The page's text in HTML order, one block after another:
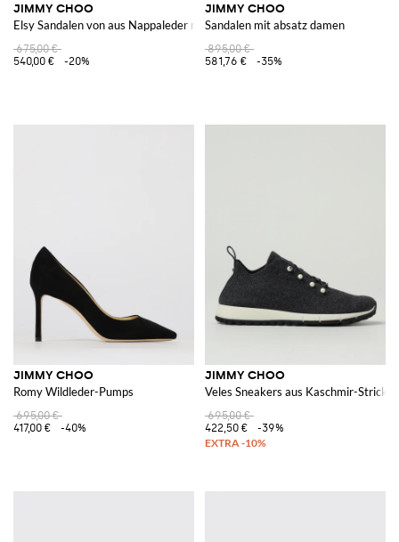
JIMMY CHOO
Elsy Sandalen von aus Nappaleder mit hohem Blockabsatz und offener
675,00 €
540,00 €
-20%
JIMMY CHOO
Sandalen mit absatz damen
895,00 €
581,76 €
-35%
JIMMY CHOO
Romy Wildleder-Pumps
695,00 €
417,00 €
-40%
JIMMY CHOO
Veles Sneakers aus Kaschmir-Strick
695,00 €
422,50 €
-39%